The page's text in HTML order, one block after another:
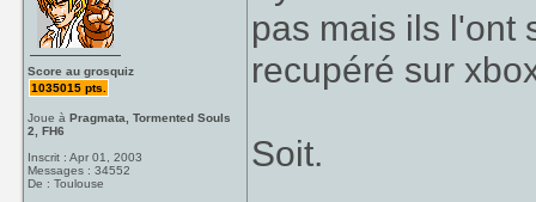
Score au grosquiz
1035015 pts.
Joue àPragmata, Tormented Souls
2, FH6
Inscrit : Apr 01, 2003
Messages : 34552
De : Toulouse
pas mais ils l'ont
recupéré sur
Soit.